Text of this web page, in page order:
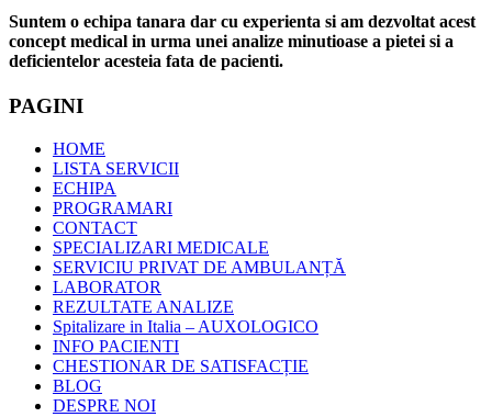
Suntem o echipa tanara dar cu experienta si am dezvoltat acest
concept medical in urma unei analize minutioase a pietei si a
deficientelor acesteia fata de pacienti.
PAGINI
HOME
LISTA SERVICII
ECHIPA
PROGRAMARI
CONTACT
SPECIALIZARI MEDICALE
SERVICIU PRIVAT DE AMBULANȚĂ
LABORATOR
REZULTATE ANALIZE
Spitalizare in Italia – AUXOLOGICO
INFO PACIENTI
CHESTIONAR DE SATISFACȚIE
BLOG
DESPRE NOI